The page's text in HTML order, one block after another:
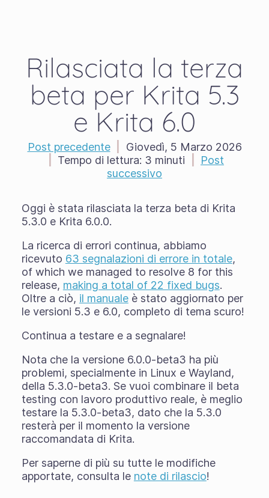
Rilasciata la terza
beta per Krita 5.3
e Krita 6.0
Post precedente
Giovedì, 5 Marzo 2026
Tempo di lettura: 3 minuti
Post
successivo
Oggi è stata rilasciata la terza beta di Krita
5.3.0 e Krita 6.0.0.
La ricerca di errori continua, abbiamo
ricevuto 63 segnalazioni di errore in totale,
of which we managed to resolve 8 for this
release, making a total of 22 fixed bugs.
Oltre a ciò, il manualeè stato aggiornato per
le versioni 5.3 e 6.0, completo di tema scuro!
Continua a testare e a segnalare!
Nota che la versione 6.0.0-beta3 ha più
problemi, specialmente in Linux e Wayland,
della 5.3.0-beta3. Se vuoi combinare il beta
testing con lavoro produttivo reale, è meglio
testare la 5.3.0-beta3, dato che la 5.3.0
resterà per il momento la versione
raccomandata di Krita.
Per saperne di più su tutte le modifiche
apportate, consulta le note di rilascio!